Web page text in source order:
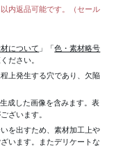
内返品可能です。（セール
について 」「色・素材略号
ださい。
上発生する穴であり、欠陥
成した画像を含みます。表
ざいます。
いを出すため、素材加工上
います。またデリケートな